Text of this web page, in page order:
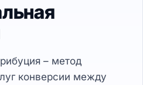
– метод
конверсии между